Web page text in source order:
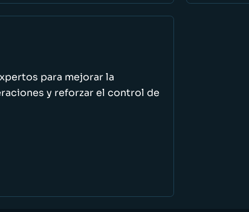
para mejorar la
y reforzar el control de